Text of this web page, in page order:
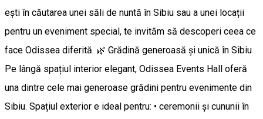
ești în căutarea unei săli de nuntă în Sibiu sau a unei locații
pentru un eveniment special, te invităm să descoperi ceea ce
face Odissea diferită. 🌿 Grădină generoasă și unică în Sibiu
Pe lângă spațiul interior elegant, Odissea Events Hall oferă
una dintre cele mai generoase grădini pentru evenimente din
Sibiu. Spațiul exterior e ideal pentru: • ceremonii și cununii în